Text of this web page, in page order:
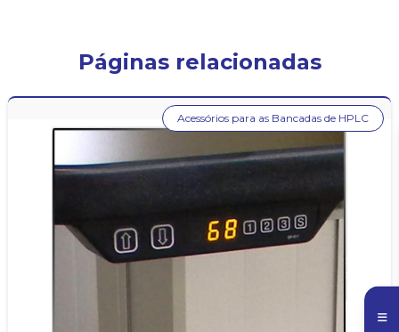
Páginas relacionadas
Acessórios para as Bancadas de HPLC